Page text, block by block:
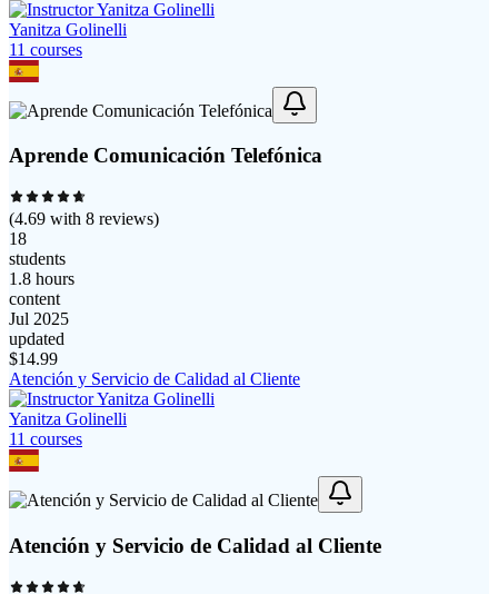
Yanitza Golinelli
11 courses
Aprende Comunicación Telefónica
(4.69 with 8 reviews)
18
students
1.8 hours
content
Jul 2025
updated
$14.99
Atención y Servicio de Calidad al Cliente
Yanitza Golinelli
11 courses
Atención y Servicio de Calidad al Cliente